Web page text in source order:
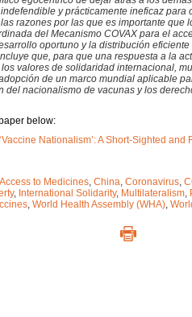
y prácticamente ineficaz para
razones por las que es importante que
del Mecanismo COVAX para el
oportuno y la distribución
que, para que una respuesta a la
valores de solidaridad internacional,
de un marco mundial aplicable
del nacionalismo de vacunas y los
below:
Nationalism’: A Short-Sighted
Access to Medicines, China, Coronavirus,
, International Solidarity, Multilateralism,
, World Health Assembly (WHA),